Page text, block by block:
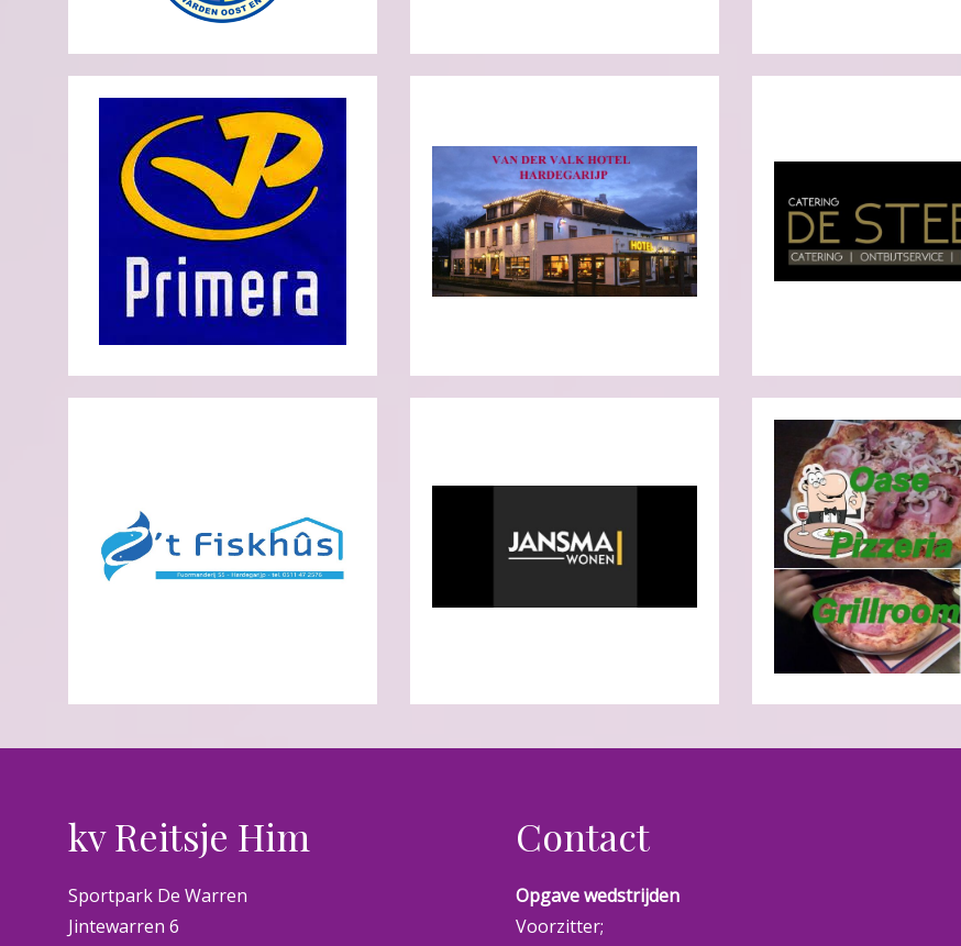
kv Reitsje Him
Sportpark De Warren
Jintewarren 6
Contact
Opgave wedstrijden
Voorzitter;